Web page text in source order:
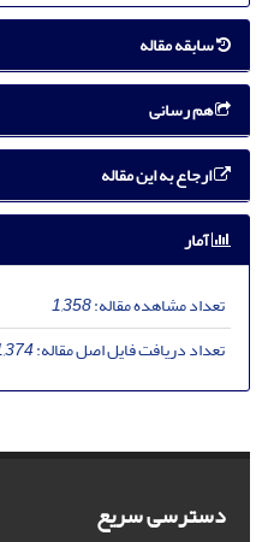
سابقه مقاله
هم رسانی
ارجاع به این مقاله
آمار
تعداد مشاهده مقاله:1,358
تعداد دریافت فایل اصل مقاله:
دسترسی سریع